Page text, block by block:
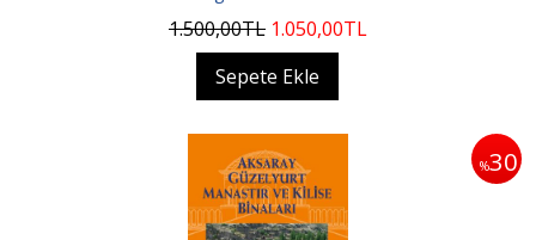
1.500,00TL 1.050,00TL
Sepete Ekle
%30